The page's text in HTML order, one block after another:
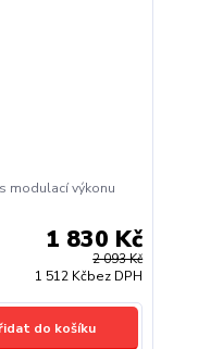
modulací výkonu
2 093 Kč
1 830 Kč
1 512 Kčbez DPH
do košíku